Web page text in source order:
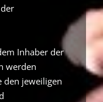
Inhaber der
werden
den jeweiligen